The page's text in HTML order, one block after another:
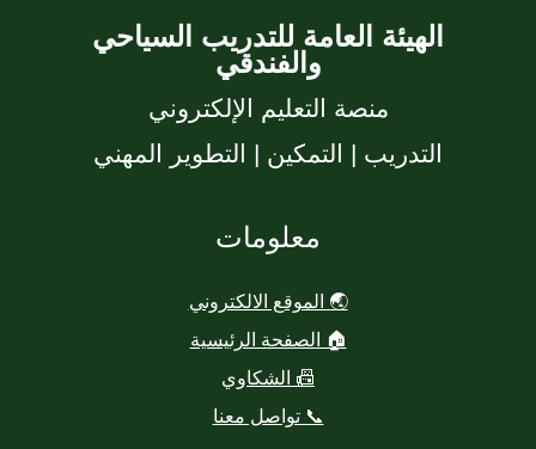
الهيئة العامة للتدريب السياحي
والفندقي
منصة التعليم الإلكتروني
التدريب | التمكين | التطوير المهني
معلومات
🌏 الموقع الالكتروني
🏠 الصفحة الرئيسية
📠 الشكاوي
📞 تواصل معنا